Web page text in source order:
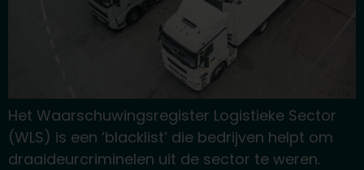
Het Waarschuwingsregister Logistieke Sector
(WLS) is een ‘blacklist’ die bedrijven helpt om
draaideurcriminelen uit de sector te weren.